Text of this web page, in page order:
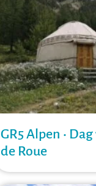
GR5 Alpen •
de Roue